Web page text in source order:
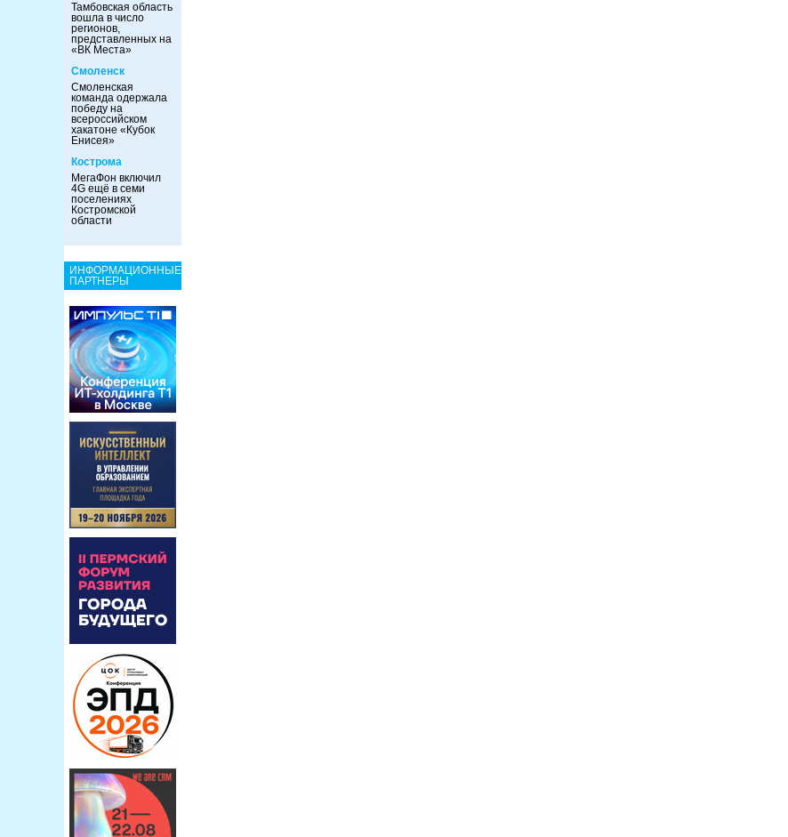
Тамбовская область
вошла в число
регионов,
представленных на
«ВК Места»
Смоленск
Смоленская
команда одержала
победу на
всероссийском
хакатоне «Кубок
Енисея»
Кострома
МегаФон включил
4G ещё в семи
поселениях
Костромской
области
ИНФОРМАЦИОННЫЕ
ПАРТНЕРЫ